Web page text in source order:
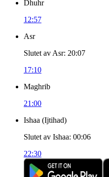
Dhuhr
12:57
Asr
Slutet av Asr: 20:07
17:10
Maghrib
21:00
Ishaa (Ijtihad)
Slutet av Ishaa: 00:06
22:30